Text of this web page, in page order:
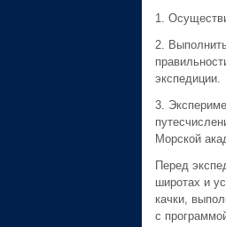
1.
2.
экспедиции.
3.
Морской
Перед
широтах и
качки,
с